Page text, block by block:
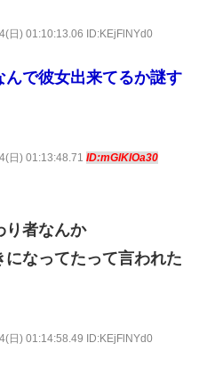
日) 01:10:13.06 ID:KEjFlNYd0
で彼女出来てるか謎す
日) 01:13:48.71 ID:mGlKlOa30
り者なんか
なってたって言われた
日) 01:14:58.49 ID:KEjFlNYd0